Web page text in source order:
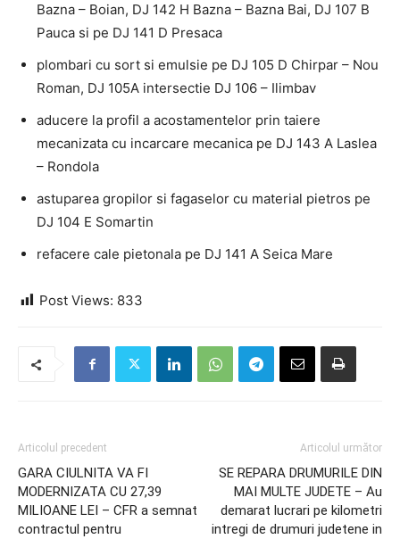
Bazna – Boian, DJ 142 H Bazna – Bazna Bai, DJ 107 B
Pauca si pe DJ 141 D Presaca
plombari cu sort si emulsie pe DJ 105 D Chirpar – Nou
Roman, DJ 105A intersectie DJ 106 – Ilimbav
aducere la profil a acostamentelor prin taiere
mecanizata cu incarcare mecanica pe DJ 143 A Laslea
– Rondola
astuparea gropilor si fagaselor cu material pietros pe
DJ 104 E Somartin
refacere cale pietonala pe DJ 141 A Seica Mare
Post Views: 833
Articolul precedent
GARA CIULNITA VA FI
MODERNIZATA CU 27,39
MILIOANE LEI – CFR a semnat
contractul pentru
Articolul următor
SE REPARA DRUMURILE DIN
MAI MULTE JUDETE – Au
demarat lucrari pe kilometri
intregi de drumuri judetene in